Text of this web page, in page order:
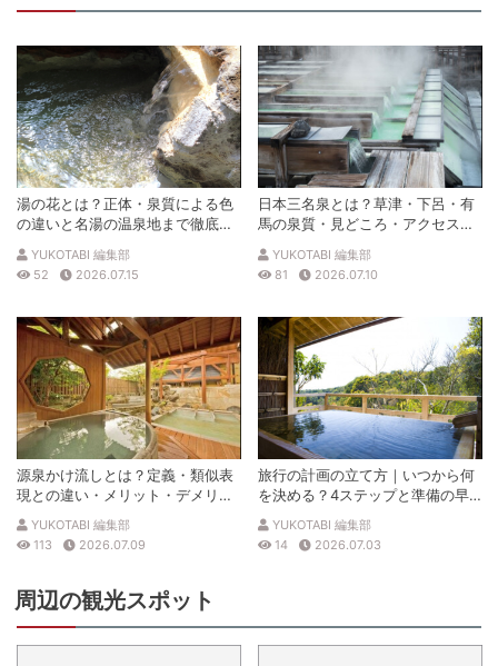
湯の花とは？正体・泉質による色
の違いと名湯の温泉地まで徹底解
説
YUKOTABI 編集部
52
2026.07.15
日本三名泉とは？草津・下呂・有
馬の泉質・見どころ・アクセスを
徹底解説
YUKOTABI 編集部
81
2026.07.10
源泉かけ流しとは？定義・類似表
現との違い・メリット・デメリッ
トを解説
YUKOTABI 編集部
113
2026.07.09
旅行の計画の立て方｜いつから何
を決める？4ステップと準備の早
見表
YUKOTABI 編集部
14
2026.07.03
周辺の観光スポット